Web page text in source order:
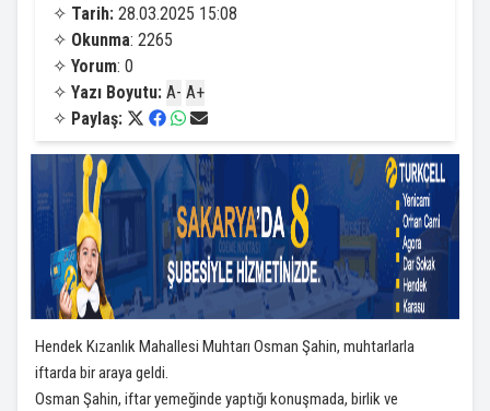
✧ Tarih: 28.03.2025 15:08
✧ Okunma: 2265
✧ Yorum: 0
✧ Yazı Boyutu: A- A+
✧ Paylaş:
Hendek Kızanlık Mahallesi Muhtarı Osman Şahin, muhtarlarla
iftarda bir araya geldi.
Osman Şahin, iftar yemeğinde yaptığı konuşmada, birlik ve